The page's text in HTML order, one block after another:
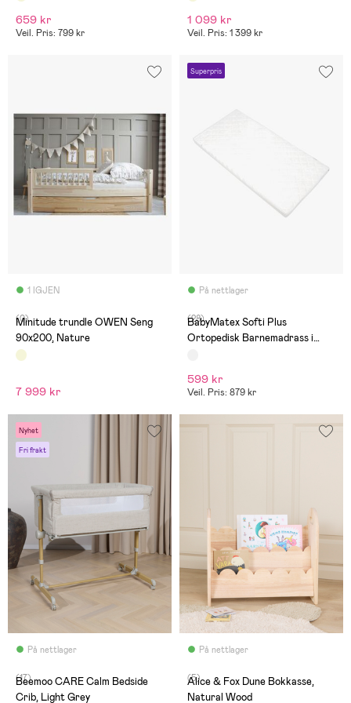
659 kr
Veil. Pris: 799 kr
Og som hun gråt... Ikke
verdt prisen. Typisk 'made in
1 099 kr
Veil. Pris: 1 399 kr
1 IGJEN
(0)
Minitude trundle OWEN Seng
90x200, Nature
7 999 kr
Superpris
På nettlager
(28)
BabyMatex Softi Plus
Ortopedisk Barnemadrass i
599 kr
Veil. Pris: 879 kr
Nyhet
Fri frakt
På nettlager
(17)
Beemoo CARE Calm Bedside
Crib, Light Grey
På nettlager
(5)
Alice & Fox Dune Bokkasse,
Natural Wood